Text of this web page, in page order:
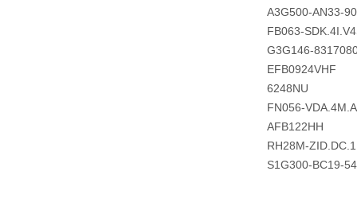
A3G500-AN33-90
FB063-
G3G146-
EFB0924VHF
6248NU
FN056-
AFB122HH
RH28M-
S1G300-BC19-54